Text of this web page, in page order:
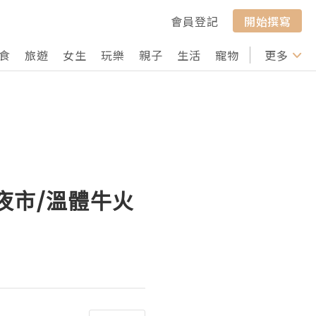
會員登記
開始撰寫
旅遊 女生 玩樂 親子 生活 寵物 行山 打卡
更多
市/溫體牛火